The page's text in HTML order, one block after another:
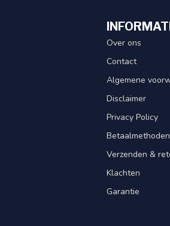
Over ons
Contact
Algemene
Disclaimer
Privacy Policy
Betaalmethoden
Verzenden &
Klachten
Garantie